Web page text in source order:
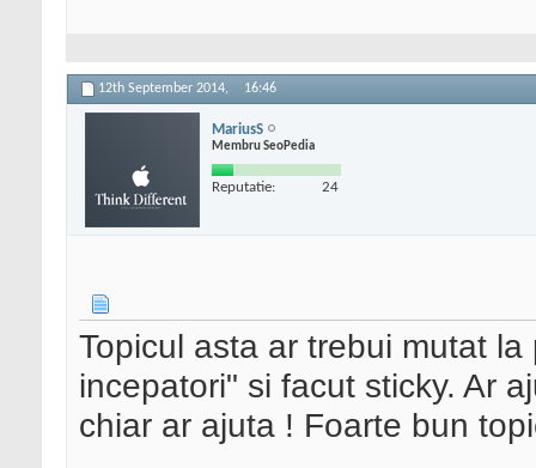
12th September 2014, 16:46
MariusS
Membru SeoPedia
Reputatie: 24
Topicul asta ar trebui mutat
incepatori" si facut sticky. Ar
chiar ar ajuta ! Foarte bun